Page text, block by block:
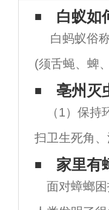
白蚁如
白蚂蚁俗
(须舌蝇、蜱
快，危害性
木材的纤维
有隐蔽性、
亳州灭
（1）保
扫卫生死角
水泥将蟑螂
平，及时修
家里有
面对蟑螂